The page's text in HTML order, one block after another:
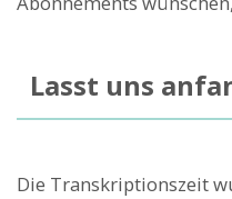
Lasst uns
Die Transkriptionszeit